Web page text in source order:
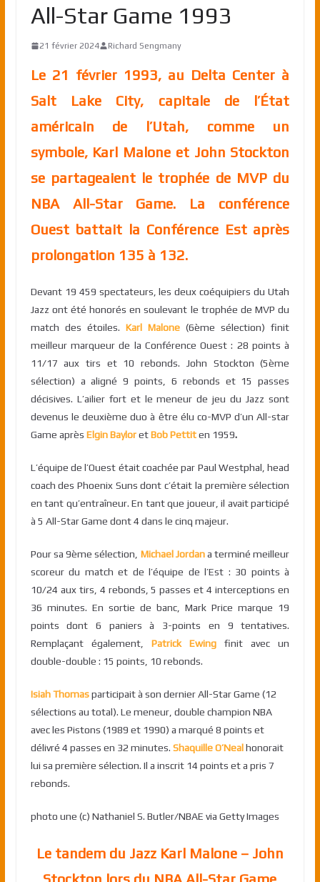
All-Star Game 1993
21 février 2024 Richard Sengmany
Le 21 février 1993, au Delta Center à
Salt Lake City, capitale de l’État
américain de l’Utah, comme un
symbole, Karl Malone et John Stockton
se partageaient le trophée de MVP du
NBA All-Star Game. La conférence
Ouest battait la Conférence Est après
prolongation 135 à 132.
Devant 19 459 spectateurs, les deux coéquipiers du Utah
Jazz ont été honorés en soulevant le trophée de MVP du
match des étoiles. Karl Malone (6ème sélection) finit
meilleur marqueur de la Conférence Ouest : 28 points à
11/17 aux tirs et 10 rebonds. John Stockton (5ème
sélection) a aligné 9 points, 6 rebonds et 15 passes
décisives. L’ailier fort et le meneur de jeu du Jazz sont
devenus le deuxième duo à être élu co-MVP d’un All-star
Game après Elgin Baylor etBob Pettit en 1959.
L’équipe de l’Ouest était coachée par Paul Westphal, head
coach des Phoenix Suns dont c’était la première sélection
en tant qu’entraîneur. En tant que joueur, il avait participé
à 5 All-Star Game dont 4 dans le cinq majeur.
Pour sa 9ème sélection, Michael Jordana terminé meilleur
scoreur du match et de l’équipe de l’Est : 30 points à
10/24 aux tirs, 4 rebonds, 5 passes et 4 interceptions en
36 minutes. En sortie de banc, Mark Price marque 19
points dont 6 paniers à 3-points en 9 tentatives.
Remplaçant également, Patrick Ewing finit avec un
double-double : 15 points, 10 rebonds.
Isiah Thomasparticipait à son dernier All-Star Game (12
sélections au total). Le meneur, double champion NBA
avec les Pistons (1989 et 1990) a marqué 8 points et
délivré 4 passes en 32 minutes. Shaquille O’Nealhonorait
lui sa première sélection. Il a inscrit 14 points et a pris 7
rebonds.
photo une (c) Nathaniel S. Butler/NBAE via Getty Images
Le tandem du Jazz Karl Malone – John
Stockton lors du NBA All-Star Game